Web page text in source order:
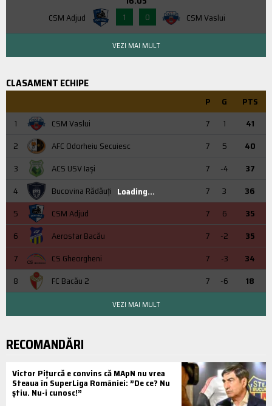
CSM Adjud
1
0 CSM Vaslui
VEZI MAI MULT
CLASAMENT ECHIPE
P G
PTS
1
CSM Vaslui 7 1
41
2
AFC Odorheiu Secuiesc 7 5
40
3
ACS USV Iaşi 7 -4
37
4
Bucovina Rădăuți 7 3
36
5
CSM Adjud 7 6
35
6
Aerostar Bacău 7 -2
35
7
CS Gheorgheni 7 -3
34
8
FC Bacău 2 7 -6 18
Loading...
VEZI MAI MULT
RECOMANDĂRI
Victor Pițurcă e convins că MApN nu vrea
Steaua în SuperLiga României: ”De ce? Nu
știu. Nu-i cunosc!”